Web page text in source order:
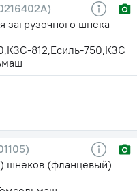
загрузочного шнека
812,Есиль-750,КЗС
шнеков (фланцевый)